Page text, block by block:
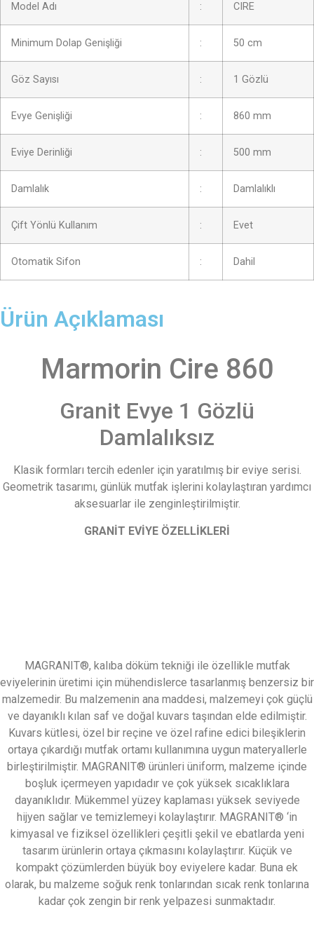
Model Adı : CIRE
Minimum Dolap Genişliği : 50 cm
Göz Sayısı : 1 Gözlü
Evye Genişliği : 860 mm
Eviye Derinliği : 500 mm
Damlalık : Damlalıklı
Çift Yönlü Kullanım : Evet
Otomatik Sifon : Dahil
Ürün Açıklaması
Marmorin Cire 860
Granit Evye 1 Gözlü
Damlalıksız
Klasik formları tercih edenler için yaratılmış bir eviye serisi.
Geometrik tasarımı, günlük mutfak işlerini kolaylaştıran yardımcı
aksesuarlar ile zenginleştirilmiştir.
GRANİT EVİYE ÖZELLİKLERİ
MAGRANIT®, kalıba döküm tekniği ile özellikle mutfak
eviyelerinin üretimi için mühendislerce tasarlanmış benzersiz bir
malzemedir. Bu malzemenin ana maddesi, malzemeyi çok güçlü
ve dayanıklı kılan saf ve doğal kuvars taşından elde edilmiştir.
Kuvars kütlesi, özel bir reçine ve özel rafine edici bileşiklerin
ortaya çıkardığı mutfak ortamı kullanımına uygun materyallerle
birleştirilmiştir. MAGRANIT® ürünleri üniform, malzeme içinde
boşluk içermeyen yapıdadır ve çok yüksek sıcaklıklara
dayanıklıdır. Mükemmel yüzey kaplaması yüksek seviyede
hijyen sağlar ve temizlemeyi kolaylaştırır. MAGRANIT® ‘in
kimyasal ve fiziksel özellikleri çeşitli şekil ve ebatlarda yeni
tasarım ürünlerin ortaya çıkmasını kolaylaştırır. Küçük ve
kompakt çözümlerden büyük boy eviyelere kadar. Buna ek
olarak, bu malzeme soğuk renk tonlarından sıcak renk tonlarına
kadar çok zengin bir renk yelpazesi sunmaktadır.